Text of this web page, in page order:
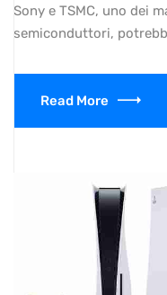
Sony e TSMC, uno dei
semiconduttori,
Read More